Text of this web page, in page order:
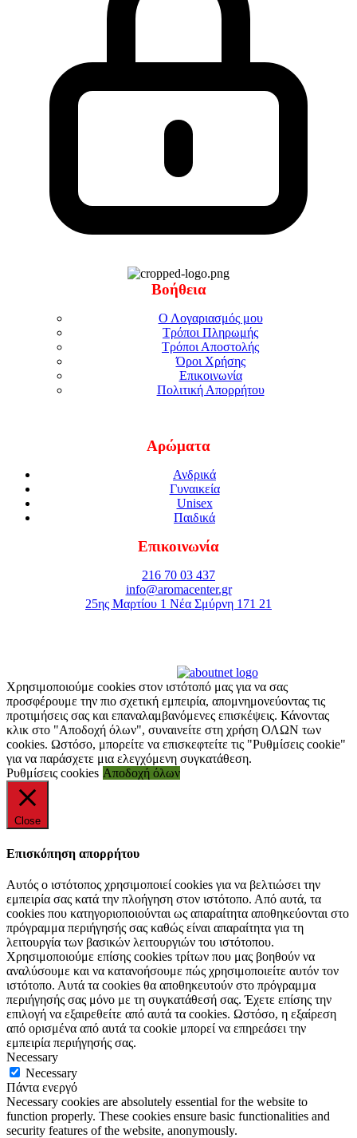
Βοήθεια
Ο Λογαριασμός μου
Τρόποι Πληρωμής
Τρόποι Αποστολής
Όροι Χρήσης
Επικοινωνία
Πολιτική Απορρήτου
Αρώματα
Ανδρικά
Γυναικεία
Unisex
Παιδικά
Επικοινωνία
216 70 03 437
info@aromacenter.gr
25ης Μαρτίου 1 Νέα Σμύρνη 171 21
Χρησιμοποιούμε cookies στον ιστότοπό μας για να σας
προσφέρουμε την πιο σχετική εμπειρία, απομνημονεύοντας τις
προτιμήσεις σας και επαναλαμβανόμενες επισκέψεις. Κάνοντας
κλικ στο "Αποδοχή όλων", συναινείτε στη χρήση ΟΛΩΝ των
cookies. Ωστόσο, μπορείτε να επισκεφτείτε τις "Ρυθμίσεις cookie"
για να παράσχετε μια ελεγχόμενη συγκατάθεση.
Ρυθμίσεις cookies Αποδοχή όλων
Close
Επισκόπηση απορρήτου
Αυτός ο ιστότοπος χρησιμοποιεί cookies για να βελτιώσει την
εμπειρία σας κατά την πλοήγηση στον ιστότοπο. Από αυτά, τα
cookies που κατηγοριοποιούνται ως απαραίτητα αποθηκεύονται στο
πρόγραμμα περιήγησής σας καθώς είναι απαραίτητα για τη
λειτουργία των βασικών λειτουργιών του ιστότοπου.
Χρησιμοποιούμε επίσης cookies τρίτων που μας βοηθούν να
αναλύσουμε και να κατανοήσουμε πώς χρησιμοποιείτε αυτόν τον
ιστότοπο. Αυτά τα cookies θα αποθηκευτούν στο πρόγραμμα
περιήγησής σας μόνο με τη συγκατάθεσή σας. Έχετε επίσης την
επιλογή να εξαιρεθείτε από αυτά τα cookies. Ωστόσο, η εξαίρεση
από ορισμένα από αυτά τα cookie μπορεί να επηρεάσει την
εμπειρία περιήγησής σας.
Necessary
Necessary
Πάντα ενεργό
Necessary cookies are absolutely essential for the website to
function properly. These cookies ensure basic functionalities and
security features of the website, anonymously.